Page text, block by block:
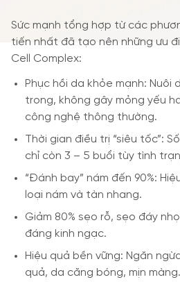
Sức mạnh tổng hợp từ các
tiến nhất đã tạo nên những ưu
Cell Complex:
Phục hồi da khỏe mạnh: Nuôi
trong, không gây mỏng yếu
công nghệ thông thường.
Thời gian điều trị “siêu tốc”:
chỉ còn 3 – 5 buổi tùy tình
“Đánh bay” nám đến 90%:
loại nám và tàn nhang.
Giảm 80% sẹo rỗ, sẹo đáy
đáng kinh ngạc.
Hiệu quả bền vững: Ngăn
quả, da căng bóng, mịn màng.